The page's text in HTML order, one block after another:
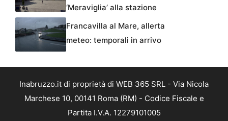
‘Meraviglia’ alla stazione
Francavilla al Mare, allerta
meteo: temporali in arrivo
Inabruzzo.it di proprietà di WEB 365 SRL - Via Nicola
Marchese 10, 00141 Roma (RM) - Codice Fiscale e
Partita I.V.A. 12279101005